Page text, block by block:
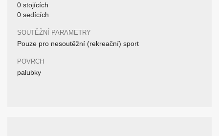
0 stojících
0 sedících
SOUTĚŽNÍ PARAMETRY
Pouze pro nesoutěžní (rekreační) sport
POVRCH
palubky